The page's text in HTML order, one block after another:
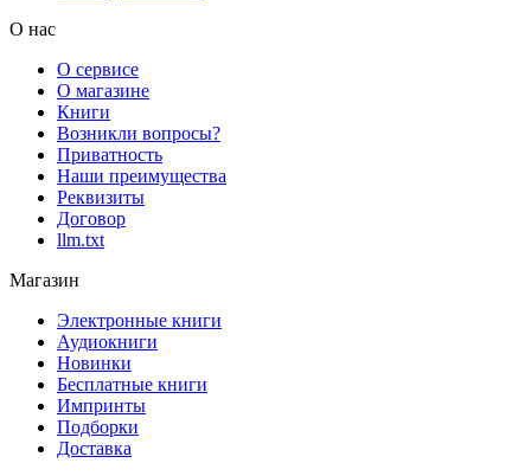
О нас
О сервисе
О магазине
Книги
Возникли вопросы?
Приватность
Наши преимущества
Реквизиты
Договор
llm.txt
Магазин
Электронные книги
Аудиокниги
Новинки
Бесплатные книги
Импринты
Подборки
Доставка